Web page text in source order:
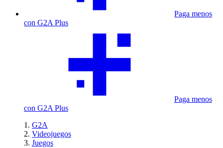
Paga menos
con G2A Plus
Paga menos
con G2A Plus
G2A
Videojuegos
Juegos